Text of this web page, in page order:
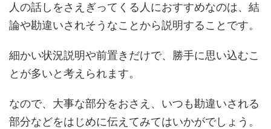
人の話しをさえぎってくる人におすすめなのは、結
論や勘違いされそうなことから説明することです。
細かい状況説明や前置きだけで、勝手に思い込むこ
とが多いと考えられます。
なので、大事な部分をおさえ、いつも勘違いされる
部分などをはじめに伝えてみてはいかがでしょう。